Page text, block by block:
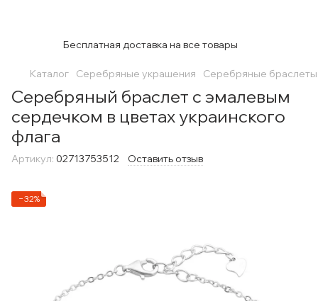
Бесплатная доставка на все товары
Каталог Серебряные украшения Серебряные браслеты
Серебряный браслет с эмалевым
сердечком в цветах украинского
флага
Артикул: 02713753512 Оставить отзыв
−32%